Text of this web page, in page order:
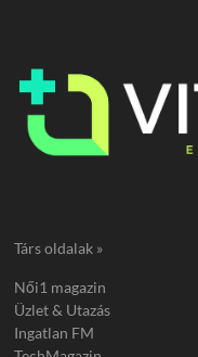
Társ oldalak »
Női1 magazin
Üzlet & Utazás
Ingatlan FM